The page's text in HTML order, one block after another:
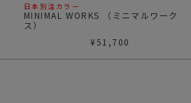
日本別注カラー
MINIMAL WORKS （ミニマルワーク
ス）
ターG ベスティビュール ブラック
¥ 51,700